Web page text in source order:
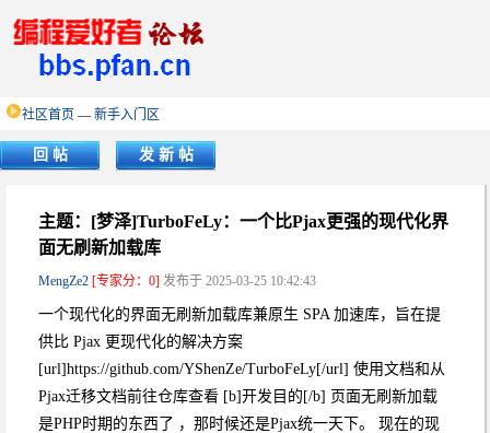
社区首页 — 新手入门区
回 帖 发 新 帖
主题：[梦泽]TurboFeLy：一个比Pjax更强的现代化界
面无刷新加载库
MengZe2 [专家分：0] 发布于 2025-03-25 10:42:43
一个现代化的界面无刷新加载库兼原生 SPA 加速库，旨在提
供比 Pjax 更现代化的解决方案
[url]https://github.com/YShenZe/TurboFeLy[/url] 使用文档和从
Pjax迁移文档前往仓库查看 [b]开发目的[/b] 页面无刷新加载
是PHP时期的东西了 ，那时候还是Pjax统一天下。 现在的现